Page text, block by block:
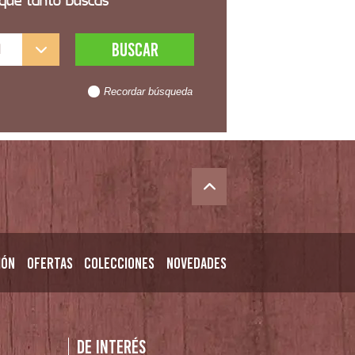
Recordar búsqueda
Ofertas Colecciones Novedades
De interés